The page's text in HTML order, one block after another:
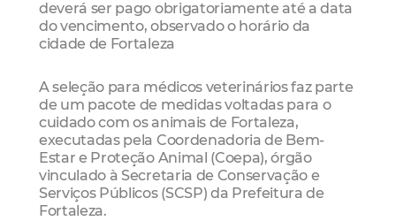
deverá ser pago obrigatoriamente até a data
do vencimento, observado o horário da
cidade de Fortaleza
A seleção para médicos veterinários faz parte
de um pacote de medidas voltadas para o
cuidado com os animais de Fortaleza,
executadas pela Coordenadoria de Bem-
Estar e Proteção Animal (Coepa), órgão
vinculado à Secretaria de Conservação e
Serviços Públicos (SCSP) da Prefeitura de
Fortaleza.